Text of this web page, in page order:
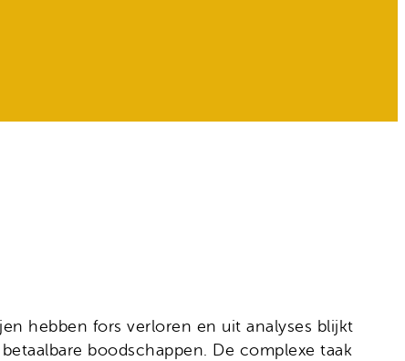
hebben fors verloren en uit analyses blijkt
boodschappen. De complexe taak